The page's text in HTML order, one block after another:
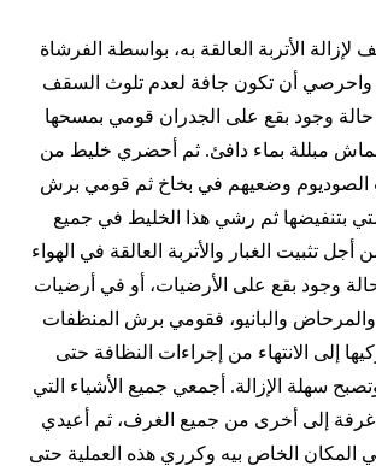
الأتربة العالقة به، بواسطة الفرشاة
واحرصي أن تكون جافة لعدم تلوث السقف
وجود بقع على الجدران قومي بمسحها
مبللة بماء دافئ. ثم أحضري خليط من
الصوديوم وضعيهم في بخاخ ثم قومي برش
بتنفيضها ثم رشي هذا الخليط في جميع
أجل تثبيت الغبار والأتربة العالقة في الهواء
وجود بقع على الأرضيات، أو في أرضيات
والبانيو، فقومي برش المنظفات
إلى الانتهاء من إجراءات النظافة حتى
سهلة الإزالة. أجمعي جميع الأشياء التي
غرفة إلى أخرى من جميع الغرف، ثم أعيدي
الخاص بيه وكرري هذه العملية حتى